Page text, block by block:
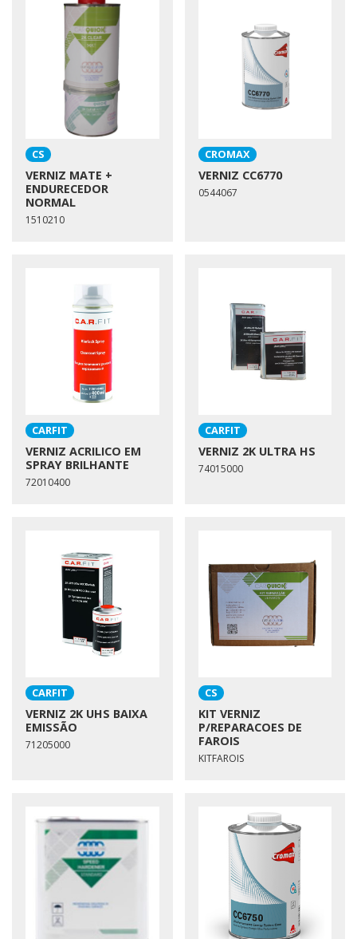
CS
VERNIZ MATE +
ENDURECEDOR
NORMAL
1510210
CROMAX
VERNIZ CC6770
0544067
CARFIT
VERNIZ ACRILICO EM
SPRAY BRILHANTE
72010400
CARFIT
VERNIZ 2K ULTRA HS
74015000
CARFIT
VERNIZ 2K UHS BAIXA
EMISSÃO
71205000
CS
KIT VERNIZ
P/REPARACOES DE
FAROIS
KITFAROIS